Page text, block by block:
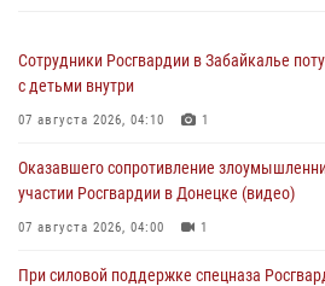
Сотрудники Росгвардии в Забайкалье
с детьми внутри
07 августа 2026, 04:10 1
Оказавшего сопротивление
участии Росгвардии в Донецке (видео)
07 августа 2026, 04:00 1
При силовой поддержке спецназа